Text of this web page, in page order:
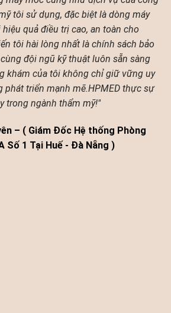
tôi sử dụng, đặc biệt là dòng máy
hiệu quả điều trị cao, an toàn cho
tôi hài lòng nhất là chính sách bảo
đội ngũ kỹ thuật luôn sẵn sàng
khám của tôi không chỉ giữ vững uy
phát triển mạnh mẽ.HPMED thực sự
trong ngành thẩm mỹ!"
– ( Giám Đốc Hệ thống Phòng
Số 1 Tại Huế - Đà Nẵng )